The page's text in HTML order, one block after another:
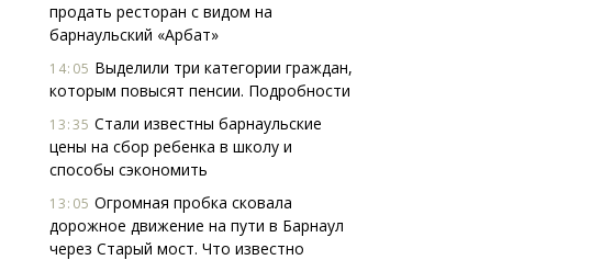
продать ресторан с видом на
барнаульский «Арбат»
14:05 Выделили три категории граждан,
которым повысят пенсии. Подробности
13:35 Стали известны барнаульские
цены на сбор ребенка в школу и
способы сэкономить
13:05 Огромная пробка сковала
дорожное движение на пути в Барнаул
через Старый мост. Что известно